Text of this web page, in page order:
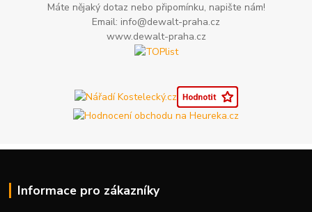
Máte nějaký dotaz nebo připomínku, napište nám!
Email: info@dewalt-praha.cz
www.dewalt-praha.cz
Informace pro zákazníky